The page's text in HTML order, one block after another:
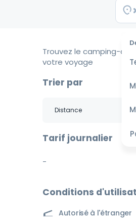
Trouvez le camping-car
votre voyage
Trier par
Tarif journalier
-
Conditions
Autorisé à l'étranger